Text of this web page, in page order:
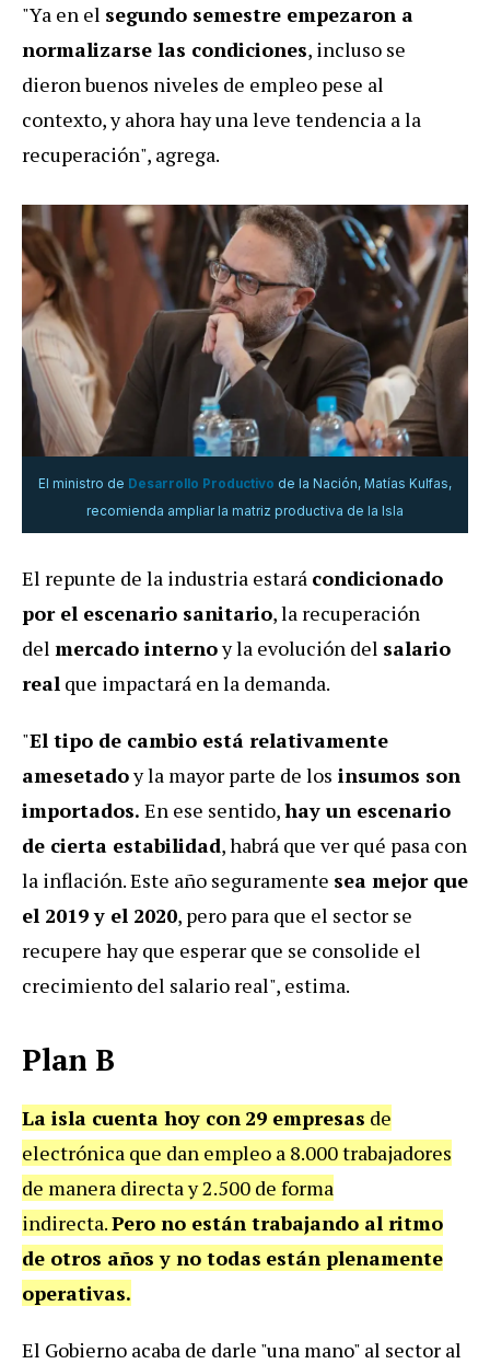
"Ya en el segundo semestre empezaron a
normalizarse las condiciones, incluso se
dieron buenos niveles de empleo pese al
contexto, y ahora hay una leve tendencia a la
recuperación", agrega.
El ministro de Desarrollo Productivo de la Nación, Matías Kulfas,
recomienda ampliar la matriz productiva de la Isla
El repunte de la industria estará condicionado
por el escenario sanitario, la recuperación
del mercado internoy la evolución del salario
real que impactará en la demanda.
"El tipo de cambio está relativamente
amesetadoy la mayor parte de los insumos son
importados. En ese sentido,hay un escenario
de cierta estabilidad, habrá que ver qué pasa con
la inflación. Este año seguramente sea mejor que
el 2019 y el 2020, pero para que el sector se
recupere hay que esperar que se consolide el
crecimiento del salario real", estima.
Plan B
La isla cuenta hoy con 29 empresas de
electrónica que dan empleo a 8.000 trabajadores
de manera directa y 2.500 de forma
indirecta.Pero no están trabajando al ritmo
de otros años y no todas están plenamente
operativas.
El Gobierno acaba de darle "una mano" al sector al